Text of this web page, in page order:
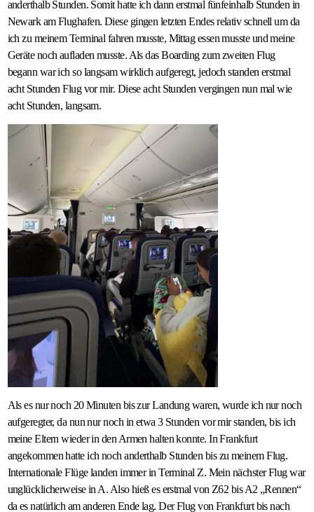
anderthalb Stunden. Somit hatte ich dann erstmal fünfeinhalb Stunden in
Newark am Flughafen. Diese gingen letzten Endes relativ schnell um da
ich zu meinem Terminal fahren musste, Mittag essen musste und meine
Geräte noch aufladen musste. Als das Boarding zum zweiten Flug
begann war ich so langsam wirklich aufgeregt, jedoch standen erstmal
acht Stunden Flug vor mir. Diese acht Stunden vergingen nun mal wie
acht Stunden, langsam.
Als es nur noch 20 Minuten bis zur Landung waren, wurde ich nur noch
aufgeregter, da nun nur noch in etwa 3 Stunden vor mir standen, bis ich
meine Eltern wieder in den Armen halten konnte. In Frankfurt
angekommen hatte ich noch anderthalb Stunden bis zu meinem Flug.
Internationale Flüge landen immer in Terminal Z. Mein nächster Flug war
unglücklicherweise in A. Also hieß es erstmal von Z62 bis A2 „Rennen“
da es natürlich am anderen Ende lag. Der Flug von Frankfurt bis nach